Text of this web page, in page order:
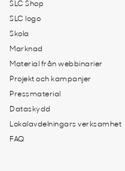
SLC Shop
SLC logo
Skola
Marknad
Material från webbinarier
Projekt och kampanjer
Pressmaterial
Dataskydd
Lokalavdelningars verksamhet
FAQ